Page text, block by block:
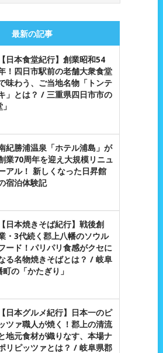
最新の記事
【日本食堂紀行】創業昭和54
！四日市駅前の老舗大衆食堂
味わう、ご当地名物「トンテ
」とは？ / 三重県四日市市の
紀勝浦温泉「ホテル浦島」が
業70周年を迎え大規模リニュ
アル！ 新しくなった日昇館
宿泊体験記
【日本焼きそば紀行】戦後創
・3代続く郡上八幡のソウル
ード！パリパリ食感がクセに
る名物焼きそばとは？ / 岐阜
の「かたぎり」
【日本グルメ紀行】日本一のピ
ツァ職人が焼く！郡上の清流
地元食材が織りなす、本場ナ
リピッツァとは？ / 岐阜県郡